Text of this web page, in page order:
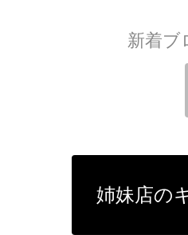
新着ブ
姉妹店の